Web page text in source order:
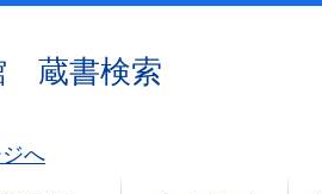
蔵書検索
へ